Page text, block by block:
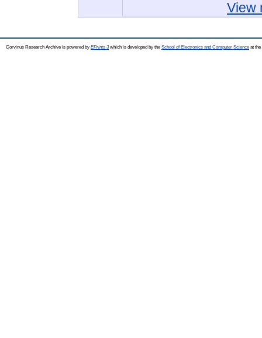
View
Corvinus Research Archive is powered by EPrints 3which is developed by the School of Electronics and Computer Science at